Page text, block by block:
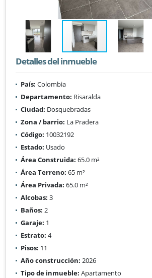
Detalles del inmueble
País: Colombia
Departamento: Risaralda
Ciudad: Dosquebradas
Zona / barrio: La Pradera
Código: 10032192
Estado: Usado
Área Construida: 65.0 m²
Área Terreno: 65 m²
Área Privada: 65.0 m²
Alcobas: 3
Baños: 2
Garaje: 1
Estrato: 4
Pisos: 11
Año construcción: 2026
Tipo de inmueble: Apartamento